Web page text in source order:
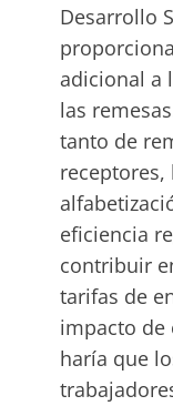
Desarrollo
adicional a
las
tanto de
receptores,
eficiencia
contribuir
tarifas de
impacto de
haría que